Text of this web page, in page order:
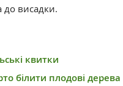
до висадки.
квитки
білити плодові дерева